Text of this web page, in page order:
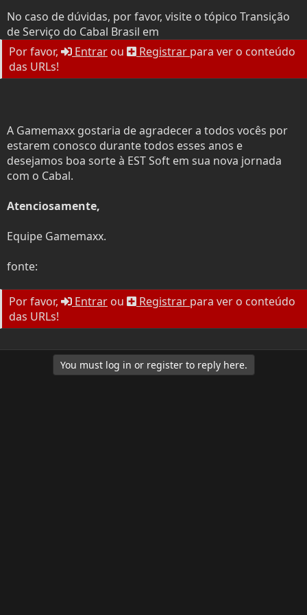
No caso de dúvidas, por favor, visite o tópico Transição
de Serviço do Cabal Brasil em
Por favor,
Entrar ou Registrar para ver o conteúdo
das URLs!
A Gamemaxx gostaria de agradecer a todos vocês por
estarem conosco durante todos esses anos e
desejamos boa sorte à EST Soft em sua nova jornada
com o Cabal.
Atenciosamente,
Equipe Gamemaxx.
fonte:
Por favor, Entrar ou Registrar para ver o conteúdo
das URLs!
You must log in or register to reply here.